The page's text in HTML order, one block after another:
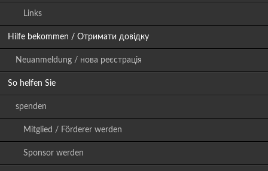
Links
Hilfe bekommen / Отримати довідку
Neuanmeldung / нова реєстрація
So helfen Sie
spenden
Mitglied / Förderer werden
Sponsor werden